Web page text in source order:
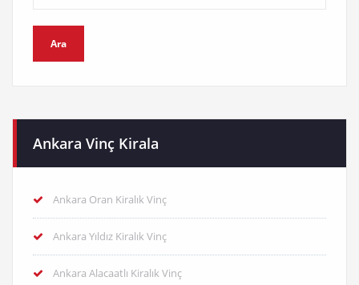
Ankara Vinç Kirala
Ankara Oran Kiralık Vinç
Ankara Yıldız Kiralık Vinç
Ankara Alacaatlı Kiralık Vinç